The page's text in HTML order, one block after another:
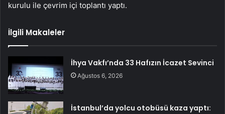
kurulu ile çevrim içi toplantı yaptı.
İlgili Makaleler
İhya Vakfı’nda 33 Hafızın İcazet Sevinci
Ağustos 6, 2026
İstanbul’da yolcu otobüsü kaza yaptı: